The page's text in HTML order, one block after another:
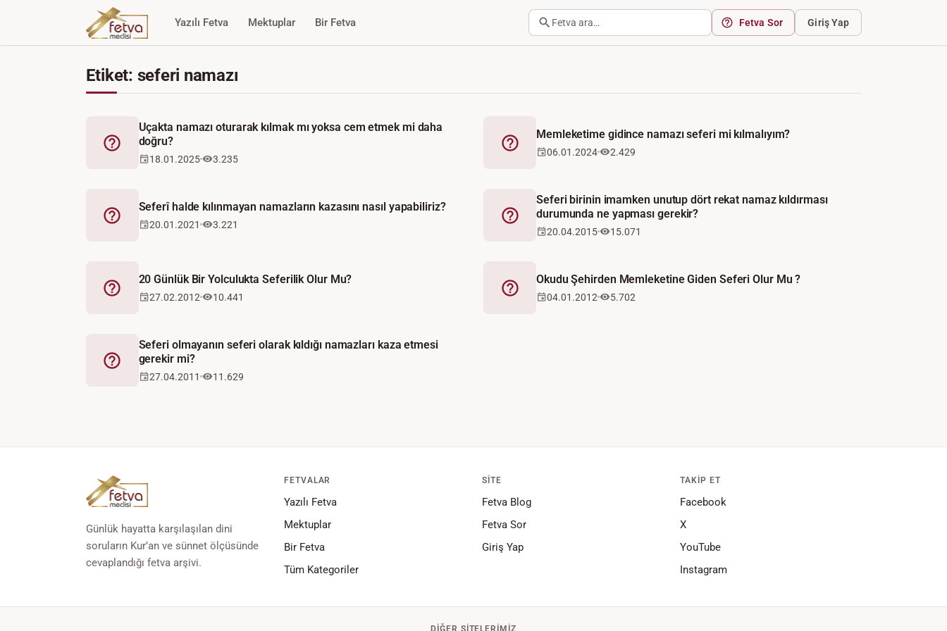
Yazılı Fetva Mektuplar Bir Fetva Fetva ara… Fetva Sor Giriş Yap
Etiket: seferi namazı
Fetva
Uçakta namazı oturarak kılmak mı yoksa cem etmek mi daha
doğru?
18.01.2025 3.235
Fetva
Memleketime gidince namazı seferi mi kılmalıyım?
06.01.2024 2.429
Fetva
Seferî halde kılınmayan namazların kazasını nasıl yapabiliriz?
20.01.2021 3.221 Fetva
Seferi birinin imamken unutup dört rekat namaz kıldırması
durumunda ne yapması gerekir?
20.04.2015 15.071
Fetva
20 Günlük Bir Yolculukta Seferilik Olur Mu?
27.02.2012 10.441 Fetva
Okudu Şehirden Memleketine Giden Seferi Olur Mu ?
04.01.2012 5.702
Fetva
Seferi olmayanın seferi olarak kıldığı namazları kaza etmesi
gerekir mi?
27.04.2011 11.629
Günlük hayatta karşılaşılan dini
soruların Kur’an ve sünnet ölçüsünde
cevaplandığı fetva arşivi.
FETVALAR
Yazılı Fetva
Mektuplar
Bir Fetva
Tüm Kategoriler
SITE
Fetva Blog
Fetva Sor
Giriş Yap
TAKIP ET
Facebook
X
YouTube
Instagram
DIĞER SITELERIMIZ